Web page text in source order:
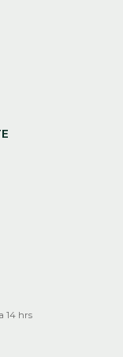
14 hrs